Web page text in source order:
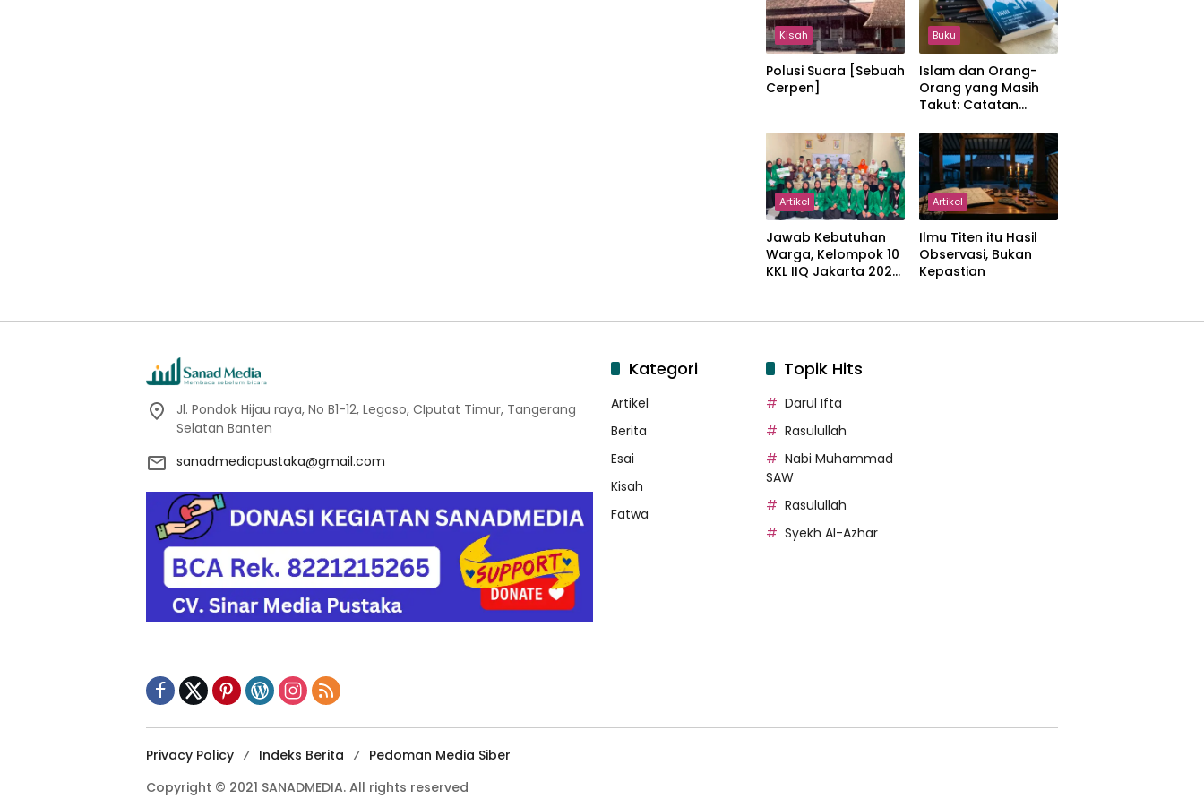
Kisah
Polusi Suara [Sebuah
Cerpen]
Buku
Islam dan Orang-
Orang yang Masih
Takut: Catatan
Kemajemukan, dan
Negara dalam
Pemikiran Masykuri
Abdillah
Artikel
Jawab Kebutuhan
Warga, Kelompok 10
KKL IIQ Jakarta 2026
Sukamanah
Artikel
Ilmu Titen itu Hasil
Observasi, Bukan
Kepastian
Jl. Pondok Hijau raya, No B1-12, Legoso, CIputat Timur, Tangerang
Selatan Banten
sanadmediapustaka@gmail.com
Kategori
Artikel
Berita
Esai
Kisah
Fatwa
Topik Hits
Darul Ifta
Rasulullah
Nabi Muhammad
SAW
Rasulullah
Syekh Al-Azhar
Privacy Policy Indeks Berita
Pedoman Media Siber
Copyright © 2021 SANADMEDIA. All rights reserved